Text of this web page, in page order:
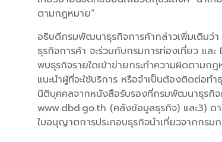
ตามกฎหมาย”
อธิบดีกรมพัฒนาธุรกิจการค้ากล่าวเพิ่มเติม
ธุรกิจการค้า จะร่วมกับกรมการท่องเที่ยว แล
พบธุรกิจรายใดเข้าข่ายกระทำความผิดตามก
แนะนำผู้ที่จะใช้บริการ หรือจำเป็นต้องติดต่อ
นิติบุคคลจากหนังสือรับรองที่กรมพัฒนาธุรกิจ
www.dbd.go.th (คลังข้อมูลธุรกิจ) และ3) ด
ใบอนุญาตการประกอบธุรกิจนำเที่ยวจากกร